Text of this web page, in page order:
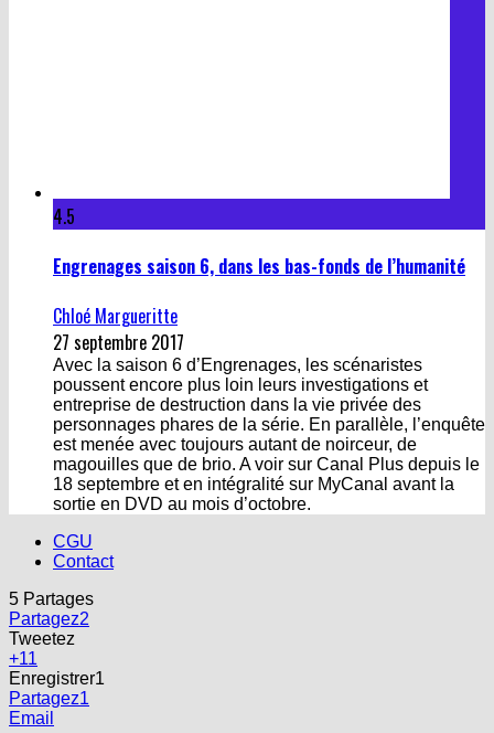
4.5
27 septembre 2017
Avec la saison 6 d’Engrenages, les scénaristes
poussent encore plus loin leurs investigations et
entreprise de destruction dans la vie privée des
personnages phares de la série. En parallèle, l’enquête
est menée avec toujours autant de noirceur, de
magouilles que de brio. A voir sur Canal Plus depuis le
18 septembre et en intégralité sur MyCanal avant la
sortie en DVD au mois d’octobre.
Contact
Partagez2
Tweetez
+11
Enregistrer
Partagez1
Email